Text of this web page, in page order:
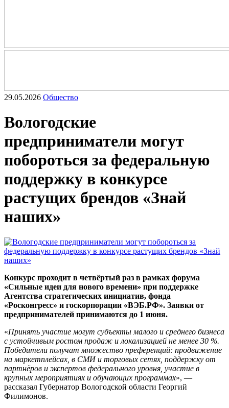
29.05.2026 Общество
Вологодские
предприниматели могут
побороться за федеральную
поддержку в конкурсе
растущих брендов «Знай
наших»
Конкурс проходит в четвёртый раз в рамках форума
«Сильные идеи для нового времени» при поддержке
Агентства стратегических инициатив, фонда
«Росконгресс» и госкорпорации «ВЭБ.РФ». Заявки от
предпринимателей принимаются до 1 июня.
«Принять участие могут субъекты малого и среднего бизнеса
с устойчивым ростом продаж и локализацией не менее 30 %.
Победители получат множество преференций: продвижение
на маркетплейсах, в СМИ и торговых сетях, поддержку от
партнёров и экспертов федерального уровня, участие в
крупных мероприятиях и обучающих программах», —
рассказал Губернатор Вологодской области Георгий
Филимонов.